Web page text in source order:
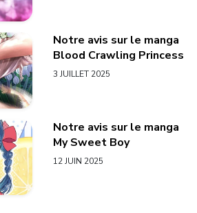
Notre avis sur le manga
Blood Crawling Princess
3 JUILLET 2025
Notre avis sur le manga
My Sweet Boy
12 JUIN 2025